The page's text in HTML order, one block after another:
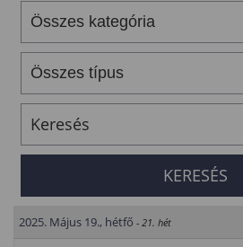
2025. Május 19., hétfő - 21. hét